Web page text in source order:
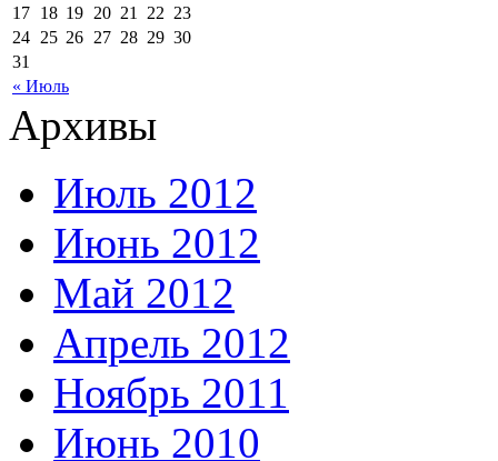
« Июль
17 18 19 20 21 22 23
24 25 26 27 28 29 30
31
Архивы
Июль 2012
Июнь 2012
Май 2012
Апрель 2012
Ноябрь 2011
Июнь 2010